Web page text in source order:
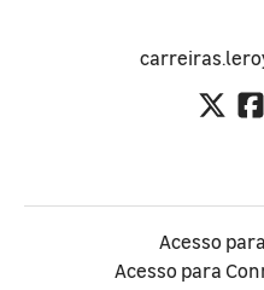
Acesso
Acesso para